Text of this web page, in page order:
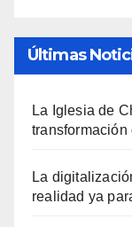
Últimas
La Iglesia de
La
realidad ya